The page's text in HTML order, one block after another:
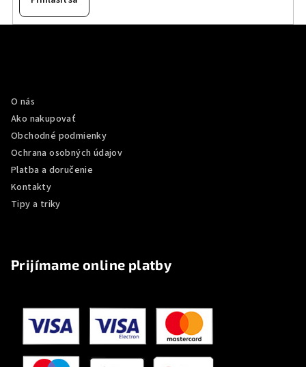
O nás
Ako nakupovať
Obchodné podmienky
Ochrana osobných údajov
Platba a doručenie
Kontakty
Tipy a triky
Prijímame online platby